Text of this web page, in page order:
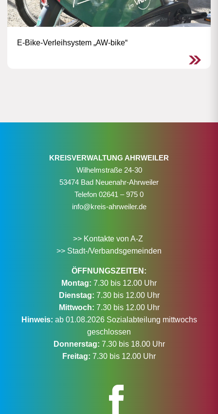
E-Bike-Verleihsystem „AW-bike“
KREISVERWALTUNG AHRWEILER
Wilhelmstraße 24-30
53474 Bad Neuenahr-Ahrweiler
Telefon 02641 – 975 0
info@kreis-ahrweiler.de
>> Kontakte von A-Z
>> Stadt-/Verbandsgemeinden
ÖFFNUNGSZEITEN:
Montag: 7.30 bis 12.00 Uhr
Dienstag: 7.30 bis 12.00 Uhr
Mittwoch: 7.30 bis 12.00 Uhr
Hinweis: ab 01.08.2026 Sozialabteilung mittwochs
geschlossen
Donnerstag: 7.30 bis 18.00 Uhr
Freitag: 7.30 bis 12.00 Uhr